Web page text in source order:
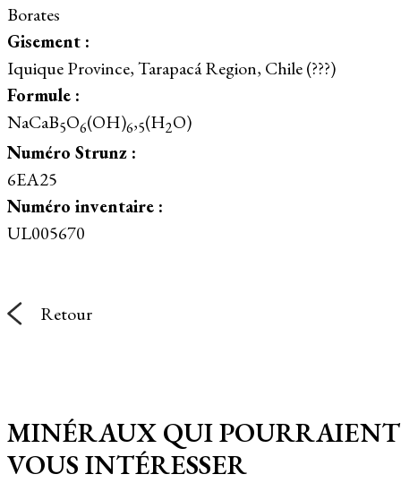
Borates
Gisement :
Iquique Province, Tarapacá Region, Chile (???)
Formule :
NaCaB5O6(OH)6,5(H2O)
Numéro Strunz :
6EA25
Numéro inventaire :
UL005670
Retour
MINÉRAUX QUI POURRAIENT
VOUS INTÉRESSER